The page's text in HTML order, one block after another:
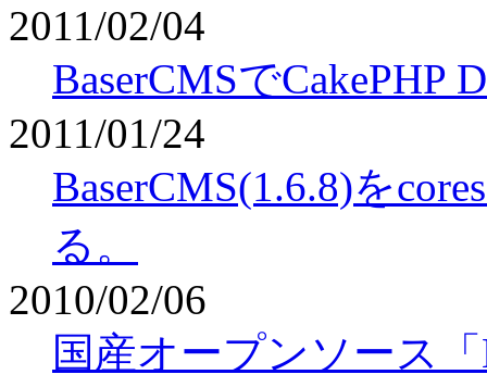
2011/02/04
BaserCMSでCakePHP
2011/01/24
BaserCMS(1.6.8)を
る。
2010/02/06
国産オープンソース